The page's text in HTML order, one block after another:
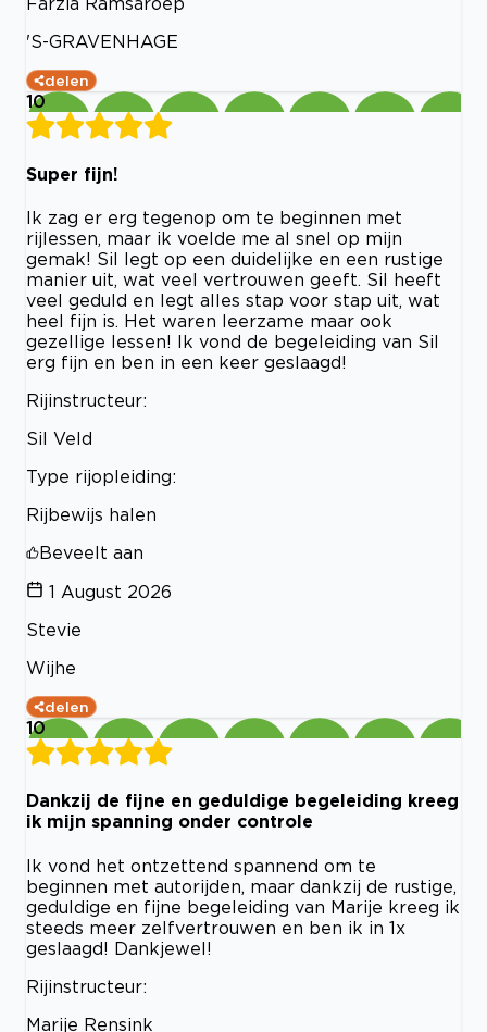
'S-GRAVENHAGE
delen
10
Super fijn!
Ik zag er erg tegenop om te beginnen met
rijlessen, maar ik voelde me al snel op mijn
gemak! Sil legt op een duidelijke en een rustige
manier uit, wat veel vertrouwen geeft. Sil heeft
veel geduld en legt alles stap voor stap uit, wat
heel fijn is. Het waren leerzame maar ook
gezellige lessen! Ik vond de begeleiding van Sil
erg fijn en ben in een keer geslaagd!
Rijinstructeur:
Sil Veld
Type rijopleiding:
Rijbewijs halen
Beveelt aan
1 August 2026
Stevie
Wijhe
delen
10
Dankzij de fijne en geduldige begeleiding kreeg
ik mijn spanning onder controle
Ik vond het ontzettend spannend om te
beginnen met autorijden, maar dankzij de rustige,
geduldige en fijne begeleiding van Marije kreeg ik
steeds meer zelfvertrouwen en ben ik in 1x
geslaagd! Dankjewel!
Rijinstructeur:
Marije Rensink